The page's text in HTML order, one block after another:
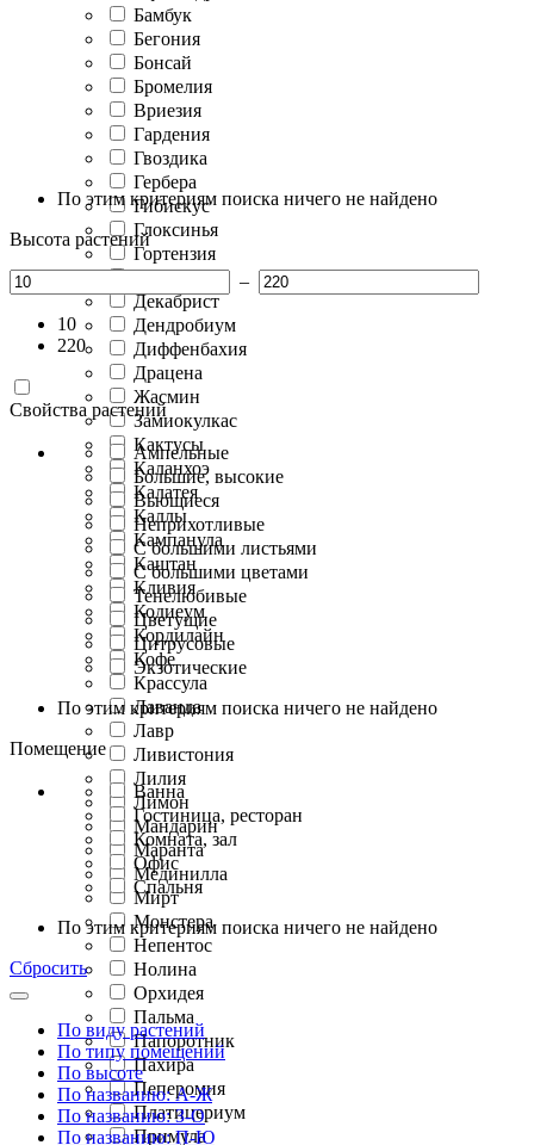
Бамбук
Бегония
Бонсай
Бромелия
Вриезия
Гардения
Гвоздика
Гербера
Гибискус
Глоксинья
Гортензия
Гузмания
Декабрист
Дендробиум
Диффенбахия
Драцена
Жасмин
Замиокулкас
Кактусы
Каланхоэ
Калатея
Каллы
Кампанула
Каштан
Кливия
Кодиеум
Кордилайн
Кофе
Крассула
Лаванда
Лавр
Ливистония
Лилия
Лимон
Мандарин
Маранта
Мединилла
Мирт
Монстера
Непентос
Нолина
Орхидея
Пальма
Папоротник
Пахира
Пеперомия
Платицериум
Примула
По этим критериям поиска ничего не найдено
Высота растений
–
10
220
Свойства растений
Ампельные
Большие, высокие
Вьющиеся
Неприхотливые
С большими листьями
С большими цветами
Тенелюбивые
Цветущие
Цитрусовые
Экзотические
По этим критериям поиска ничего не найдено
Помещение
Ванна
Гостиница, ресторан
Комната, зал
Офис
Спальня
По этим критериям поиска ничего не найдено
Сбросить
По виду растений
По типу помещений
По высоте
По названию: А-Ж
По названию: З-О
По названию: П-Ю